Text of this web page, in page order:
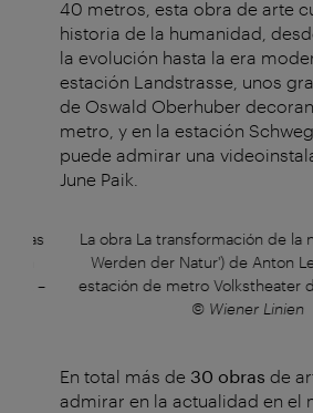
40 metros, esta obra de arte
historia de la humanidad,
la evolución hasta la era
estación Landstrasse, unos
de Oswald Oberhuber
metro, y en la estación
puede admirar una
June Paik.
('Das
–
La obra La transformación de la
Werden der Natur') de Anton
estación de metro Volkstheater
© Wiener Linien
En total más de 30 obras de
admirar en la actualidad en el